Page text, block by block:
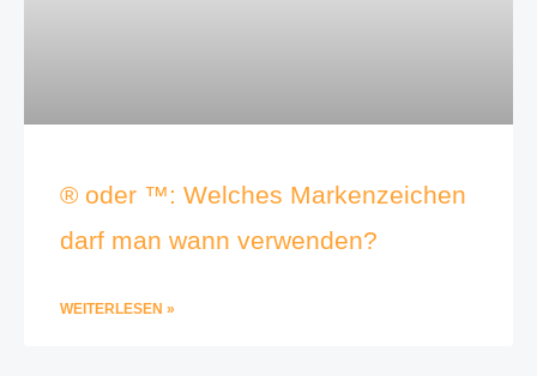
® oder ™: Welches Markenzeichen
darf man wann verwenden?
WEITERLESEN »